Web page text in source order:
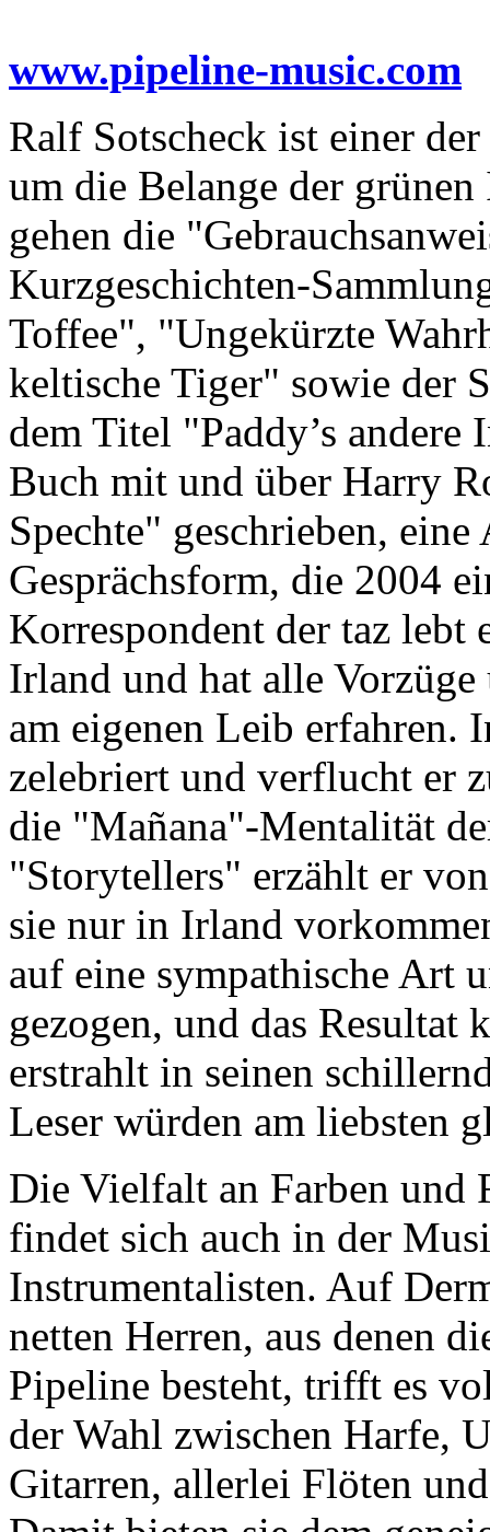
www.pipeline-music.com
Ralf Sotscheck ist einer
um die Belange der
gehen die
Kurzgeschichten-
Toffee", "Ungekürzte
keltische Tiger" sowie der
dem Titel "Paddy’s andere
Buch mit und über Harry
Spechte" geschrieben,
Gesprächsform, die 2004
Korrespondent der taz lebt
Irland und hat alle
am eigenen Leib erfahren.
zelebriert und verflucht er
die "Mañana"-Mentalität
"Storytellers" erzählt er
sie nur in Irland
auf eine sympathische Art
gezogen, und das Resultat
erstrahlt in seinen
Leser würden am liebsten
Die Vielfalt an Farben und
findet sich auch in der
Instrumentalisten. Auf
netten Herren, aus denen
Pipeline besteht, trifft es
der Wahl zwischen Harfe,
Gitarren, allerlei Flöten